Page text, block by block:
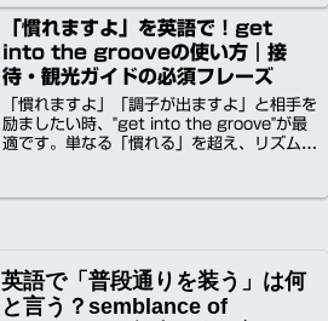
や屋外イベント、ホテルでの案内で役立つ実
践例文と多国籍音声付き。相手を気遣う「共
感英語」で、冬のおもてなし力を高めましょ
う。
「慣れますよ」を英語で！get
into the grooveの使い方｜接
待・観光ガイドの必須フレーズ
「慣れますよ」「調子が出ますよ」と相手を
励ましたい時、"get into the groove"が最
適です。単なる「慣れる」を超え、リズムや
内での例文を音声付きでご紹介します。
英語で「普段通りを装う」は何
と言う？semblance of